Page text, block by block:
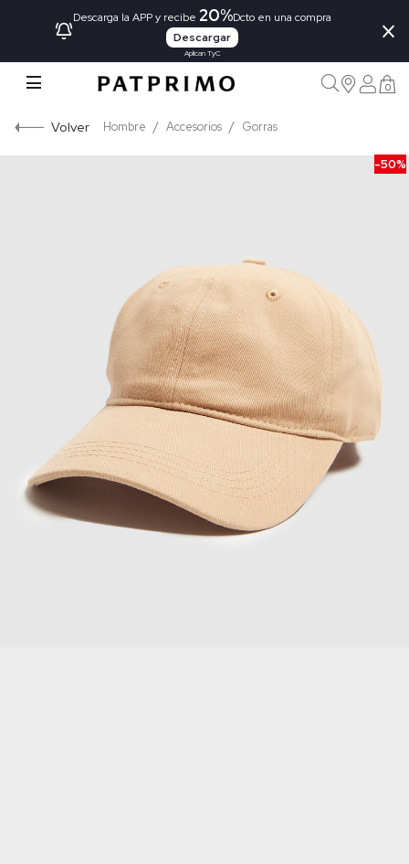
Descarga la APP y recibe 20%Dcto en una compra
Descargar
Aplican TyC
×
0
Volver Hombre Accesorios Gorras
-50%